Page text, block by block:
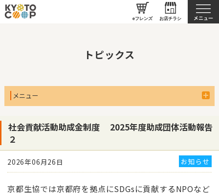
eフレンズ お店チラシ
京都生協について
トピックス
メニュー
社会貢献活動助成金制度 2025年度助成団体活動報告
２
2026年06月26日 お知らせ
京都生協では京都府を拠点にSDGsに貢献するNPOなど